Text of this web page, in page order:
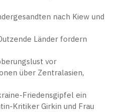
nach Kiew und
Länder fordern
vor
über Zentralasien,
Friedensgipfel ein
Kritiker Girkin und Frau